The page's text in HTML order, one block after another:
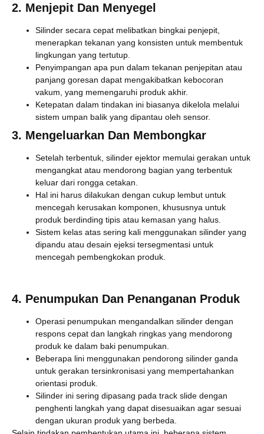
2. Menjepit Dan Menyegel
Silinder secara cepat melibatkan bingkai penjepit,
menerapkan tekanan yang konsisten untuk membentuk
lingkungan yang tertutup.
Penyimpangan apa pun dalam tekanan penjepitan atau
panjang goresan dapat mengakibatkan kebocoran
vakum, yang memengaruhi produk akhir.
Ketepatan dalam tindakan ini biasanya dikelola melalui
sistem umpan balik yang dipantau oleh sensor.
3. Mengeluarkan Dan Membongkar
Setelah terbentuk, silinder ejektor memulai gerakan untuk
mengangkat atau mendorong bagian yang terbentuk
keluar dari rongga cetakan.
Hal ini harus dilakukan dengan cukup lembut untuk
mencegah kerusakan komponen, khususnya untuk
produk berdinding tipis atau kemasan yang halus.
Sistem kelas atas sering kali menggunakan silinder yang
dipandu atau desain ejeksi tersegmentasi untuk
mencegah pembengkokan produk.
4. Penumpukan Dan Penanganan Produk
Operasi penumpukan mengandalkan silinder dengan
respons cepat dan langkah ringkas yang mendorong
produk ke dalam baki penumpukan.
Beberapa lini menggunakan pendorong silinder ganda
untuk gerakan tersinkronisasi yang mempertahankan
orientasi produk.
Silinder ini sering dipasang pada track slide dengan
penghenti langkah yang dapat disesuaikan agar sesuai
dengan ukuran produk yang berbeda.